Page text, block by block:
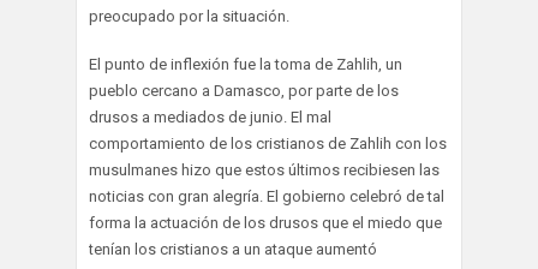
preocupado por la situación.
El punto de inflexión fue la toma de Zahlih, un
pueblo cercano a Damasco, por parte de los
drusos a mediados de junio. El mal
comportamiento de los cristianos de Zahlih con los
musulmanes hizo que estos últimos recibiesen las
noticias con gran alegría. El gobierno celebró de tal
forma la actuación de los drusos que el miedo que
tenían los cristianos a un ataque aumentó